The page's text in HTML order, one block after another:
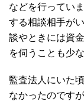
などを行ってい
する相談相手が
談やときには資
を伺うことも少
監査法人にいた
なかったのです